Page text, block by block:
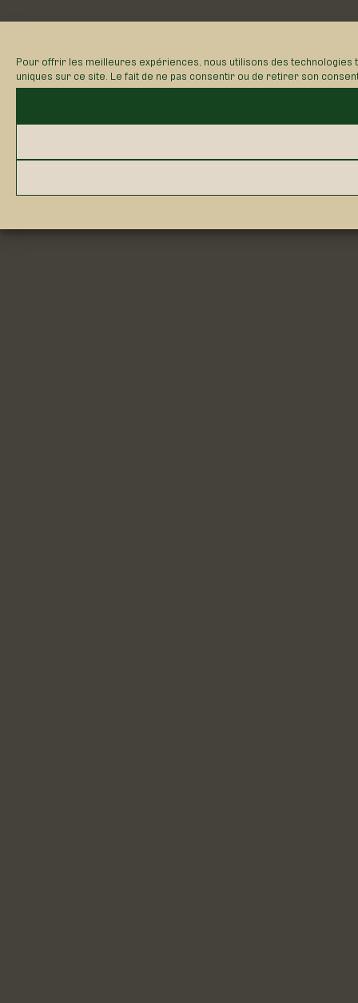
Pour offrir les meilleures expériences, nous utilisons des
uniques sur ce site. Le fait de ne pas consentir ou de retirer son